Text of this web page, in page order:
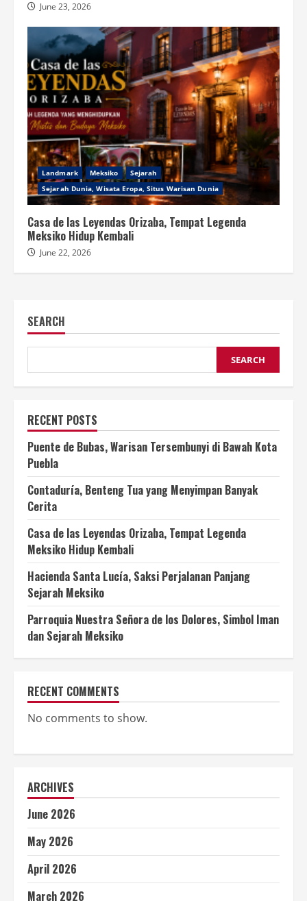
June 23, 2026
Landmark Meksiko
Sejarah
Sejarah Dunia, Wisata Eropa, Situs Warisan Dunia
Casa de las Leyendas Orizaba, Tempat Legenda
Meksiko Hidup Kembali
June 22, 2026
SEARCH
SEARCH
RECENT POSTS
Puente de Bubas, Warisan Tersembunyi di Bawah Kota
Puebla
Contaduría, Benteng Tua yang Menyimpan Banyak
Cerita
Casa de las Leyendas Orizaba, Tempat Legenda
Meksiko Hidup Kembali
Hacienda Santa Lucía, Saksi Perjalanan Panjang
Sejarah Meksiko
Parroquia Nuestra Señora de los Dolores, Simbol Iman
dan Sejarah Meksiko
RECENT COMMENTS
No comments to show.
ARCHIVES
June 2026
May 2026
April 2026
March 2026